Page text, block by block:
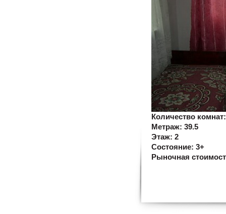
Количество
Метраж: 39.5
Этаж: 2
Состояние: 3+
Рыночная